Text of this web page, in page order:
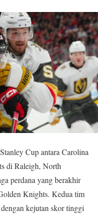
Cup antara Carolina
di Raleigh, North
perdana yang berakhir
Knights. Kedua tim
kejutan skor tinggi